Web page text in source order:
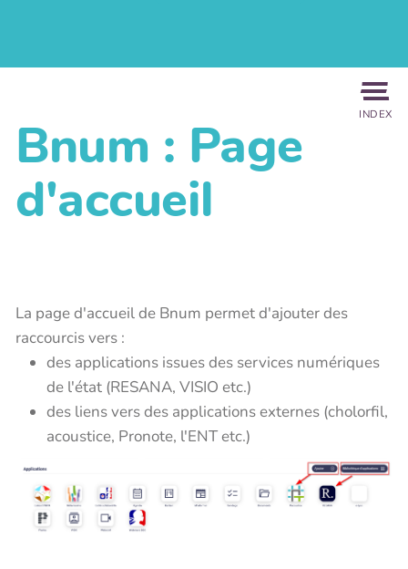
INDEX
Bnum : Page
d'accueil
La page d'accueil de Bnum permet d'ajouter des
raccourcis vers :
des applications issues des services numériques
de l'état (RESANA, VISIO etc.)
des liens vers des applications externes (cholorfil,
acoustice, Pronote, l'ENT etc.)